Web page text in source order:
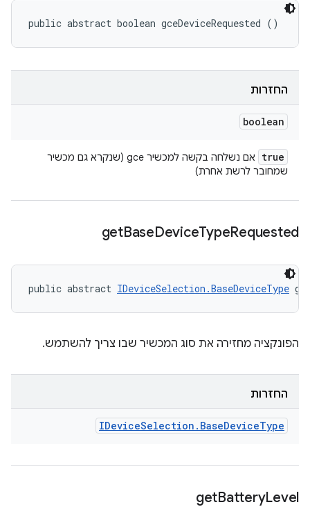
public abstract boolean gceDeviceRequested ()
החזרות
boolean
true
אם נשלחה בקשה למכשיר gce (שנקרא גם מכשיר
שמחובר לרשת אחרת)
getBaseDeviceTypeRequested
public abstract IDeviceSelection.BaseDeviceType
הפונקציה מחזירה את סוג המכשיר שבו צריך להשתמש.
החזרות
IDeviceSelection . BaseDeviceType
getBatteryLevel